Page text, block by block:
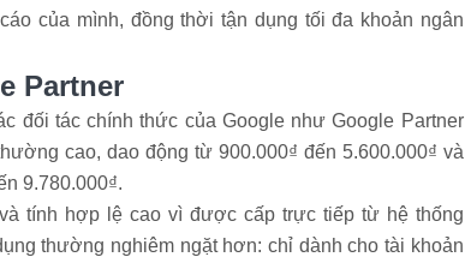
của mình, đồng thời tận dụng tối đa khoản ngân
Partner
đối tác chính thức của Google như Google Partner
cao, dao động từ 900.000₫ đến 5.600.000₫ và
9.780.000₫.
tính hợp lệ cao vì được cấp trực tiếp từ hệ thống
thường nghiêm ngặt hơn: chỉ dành cho tài khoản